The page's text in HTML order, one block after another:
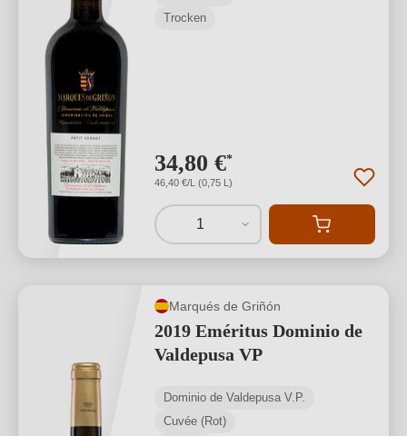
Trocken
34,80 €*
46,40 €/L (0,75 L)
1
Marqués de Griñón
2019 Eméritus Dominio de
Valdepusa VP
Dominio de Valdepusa V.P.
Cuvée (Rot)